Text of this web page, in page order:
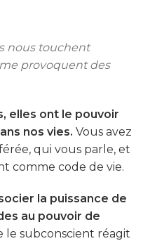
nous touchent
provoquent des
elles ont le pouvoir
nos vies. Vous avez
qui vous parle, et
comme code de vie.
la puissance de
au pouvoir de
le subconscient réagit